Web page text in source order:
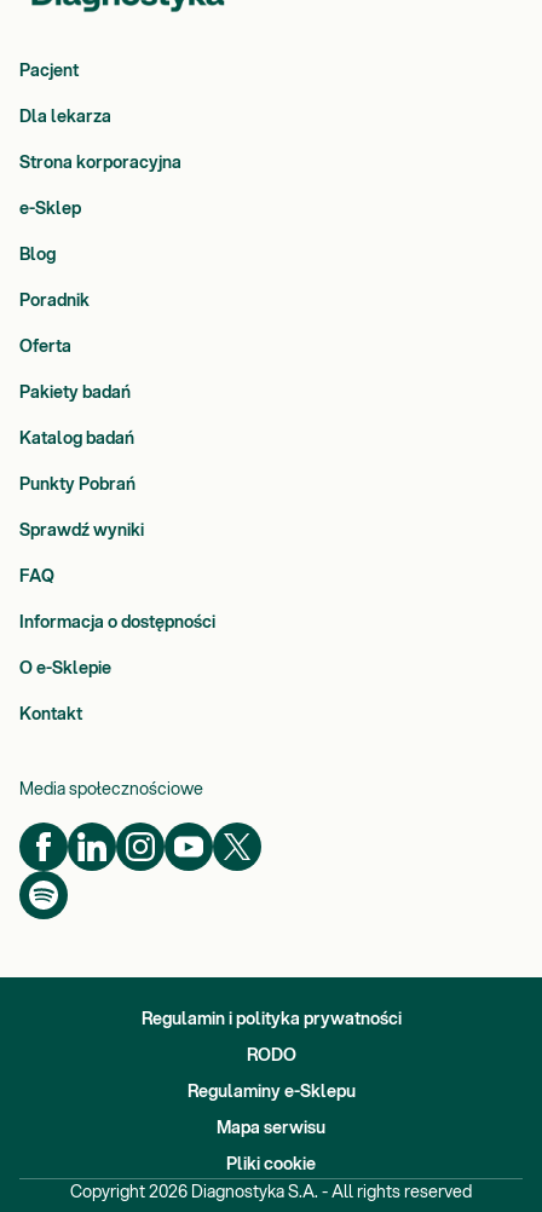
Pacjent
Dla lekarza
Strona korporacyjna
e-Sklep
Blog
Poradnik
Oferta
Pakiety badań
Katalog badań
Punkty Pobrań
Sprawdź wyniki
FAQ
Informacja o dostępności
O e-Sklepie
Kontakt
Media społecznościowe
Regulamin i polityka prywatności
RODO
Regulaminy e-Sklepu
Mapa serwisu
Pliki cookie
Copyright 2026 Diagnostyka S.A. - All rights reserved